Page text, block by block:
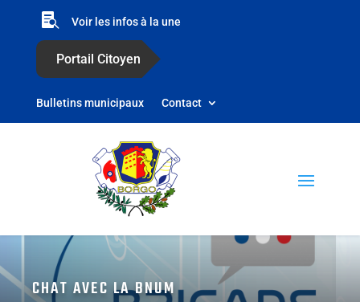
 Voir les infos à la une
Bulletins municipaux Contact
Portail Citoyen
CHAT AVEC LA BNUM